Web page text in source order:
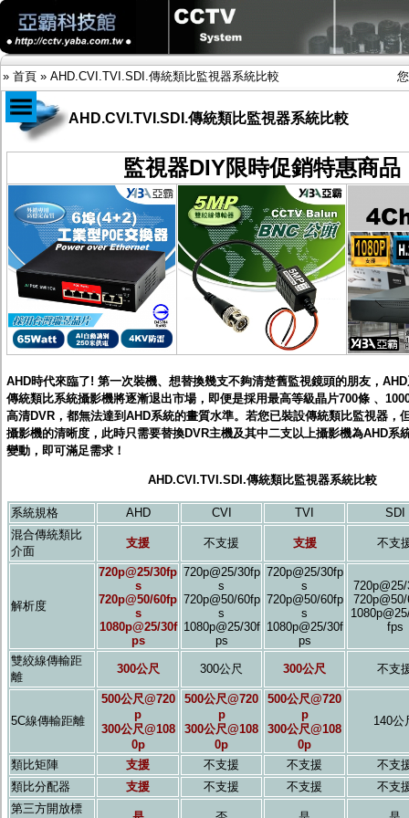
» 首頁 » AHD.CVI.TVI.SDI.傳統類比監視器系統比較
限時促銷特惠專案
IP網路攝影機及錄放影機
AHD DVR數位錄放影機
AHD半球型(適用屋內)
AHD中小型紅外線攝影機(適用騎樓、室內外)
AHD防護罩型攝影機(適用屋外，紅外線照射
距離遠）
AHD特殊功能型攝影機
旋轉型攝影機.旋轉台
傳統高解析攝影機
鏡頭
防護罩及支架
多路攝影機單軸傳輸
監聽器.麥克風
網路設備
視訊轉換設備
分配放大器
網路線用水晶頭
網路線
懶人線.同軸線.花線
線頭.插座.延長線.HDMI線
集線盒.防水盒.配線盒
變壓器.避雷器
偽裝嚇阻假監視器. 警示防盜貼紙
行車紀錄器.車用插座配件
客訂商品
AHD.CVI.TVI.SDI.傳統類比監視器系統比較
監視器DIY限時促銷特惠商品
AHD時代來臨了! 第一次裝機、想替換幾支不夠清楚舊監視鏡頭的朋友，
傳統類比系統攝影機將逐漸退出市場，即便是採用最高等級晶片700條 、
高清DVR，都無法達到AHD系統的畫質水準。若您已裝設傳統類比監視器，
攝影機的清晰度，此時只需要替換DVR主機及其中二支以上攝影機為AHD系
變動，即可滿足需求！
AHD.CVI.TVI.SDI.傳統類比監視器系統比較
系統規格 AHD CVI TVI
SDI
混合傳統類比
介面
支援 不支援 支援 不支
解析度
720p@25/30fp
s
720p@50/60fp
s
1080p@25/30f
ps
720p@25/30fp
s
720p@50/60fp
s
1080p@25/30f
ps
720p@25/30fp
s
720p@50/60fp
s
1080p@25/30f
ps
fps
雙絞線傳輸距
離
300公尺 300公尺 300公尺 不支
5C線傳輸距離
500公尺@720
p
300公尺@108
0p
500公尺@720
p
300公尺@108
0p
500公尺@720
p
300公尺@108
0p
140公
類比矩陣 支援 不支援 不支援
不支
類比分配器
支援 不支援 不支援
不支
第三方開放標